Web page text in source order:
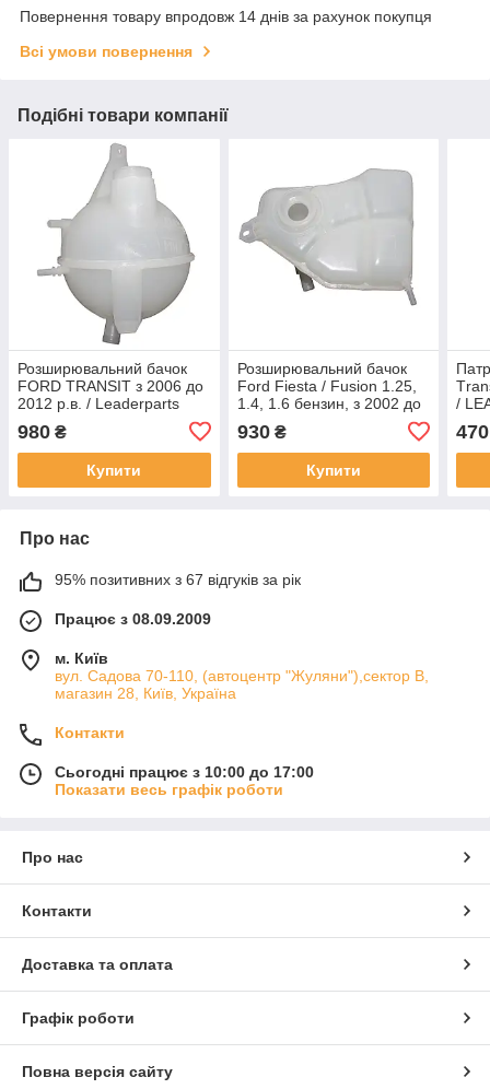
Повернення товару впродовж 14 днів за рахунок покупця
Всі умови повернення
Подібні товари компанії
Розширювальний бачок
FORD TRANSIT з 2006 до
2012 р.в. / Leaderparts
980 ₴
Купити
Розширювальний бачок
Ford Fiesta / Fusion 1.25,
1.4, 1.6 бензин, з 2002 до
2012 р.в., / LEADERPARTS
930₴
Купити
/
470
Про нас
95% позитивних з 67 відгуків за рік
Працює з 08.09.2009
м. Київ
вул. Садова 70-110, (автоцентр "Жуляни"),сектор В,
магазин 28, Київ, Україна
Контакти
Сьогодні працює з 10:00 до 17:00
Показати весь графік роботи
Про нас
Контакти
Доставка та оплата
Графік роботи
Повна версія сайту